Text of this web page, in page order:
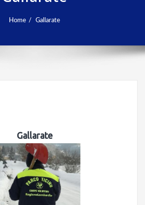
Home Gallarate
Gallarate